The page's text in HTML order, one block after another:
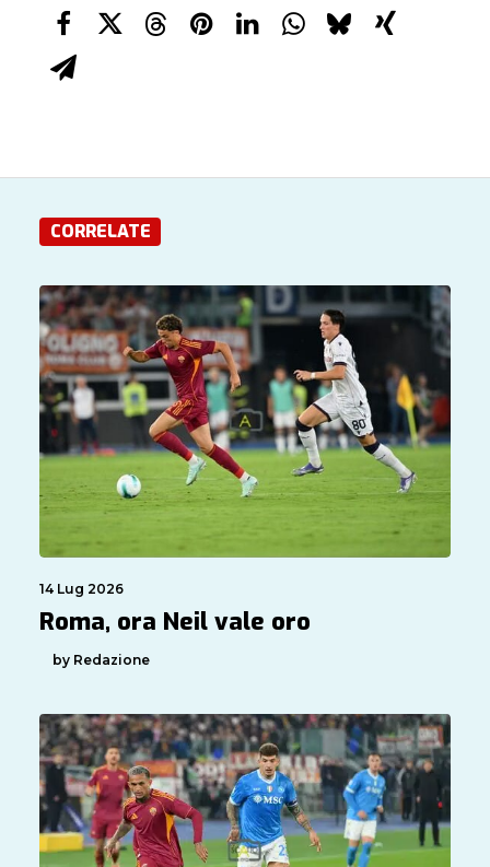
CORRELATE
14 Lug 2026
Roma, ora Neil vale oro
by Redazione